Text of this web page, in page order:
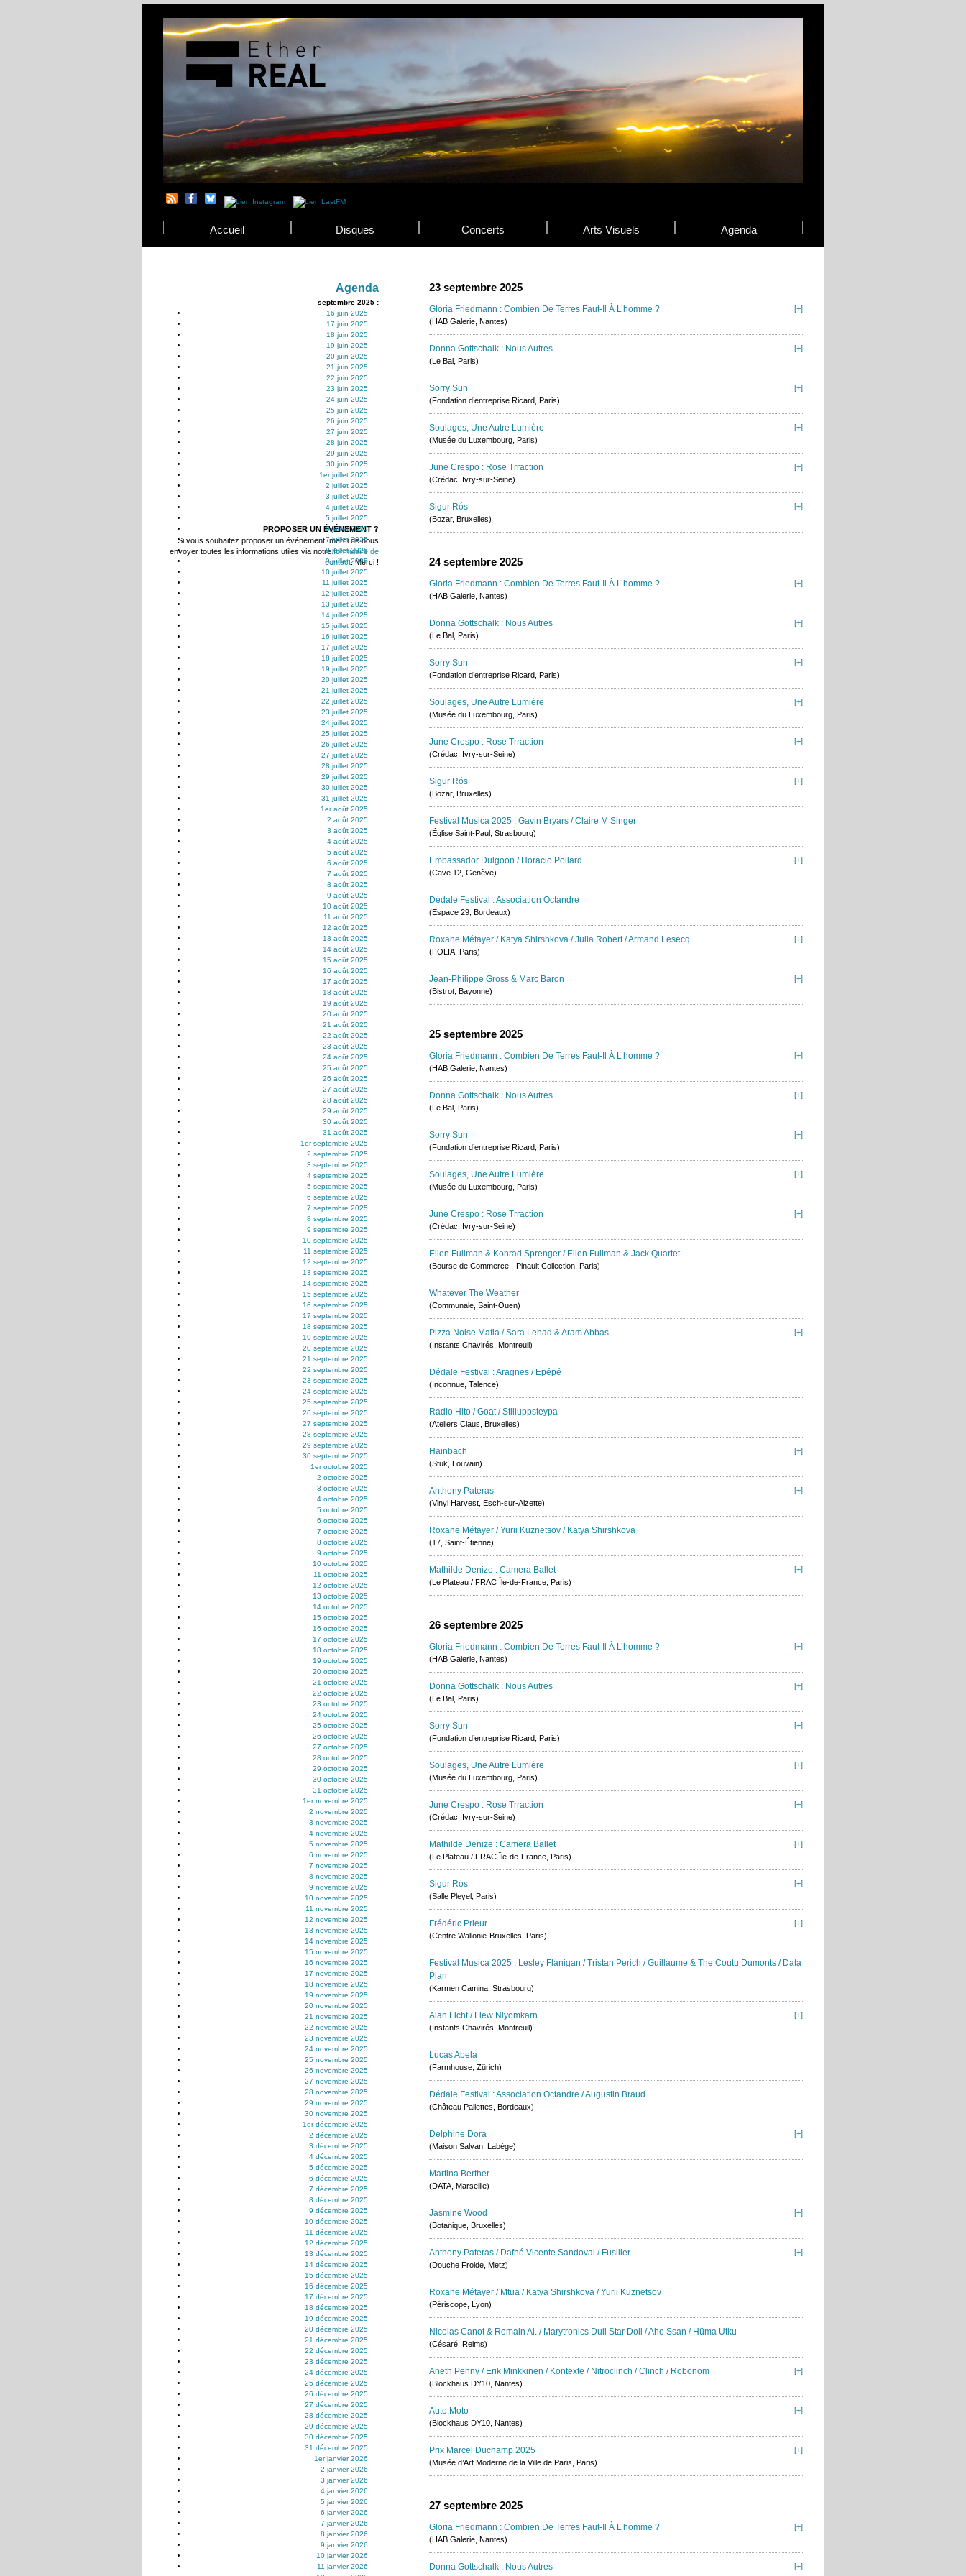
Accueil Disques Concerts Arts Visuels Agenda
Agenda
septembre 2025 :
16 juin 2025
17 juin 2025
18 juin 2025
19 juin 2025
20 juin 2025
21 juin 2025
22 juin 2025
23 juin 2025
24 juin 2025
25 juin 2025
26 juin 2025
27 juin 2025
28 juin 2025
29 juin 2025
30 juin 2025
1er juillet 2025
2 juillet 2025
3 juillet 2025
4 juillet 2025
5 juillet 2025
6 juillet 2025
7 juillet 2025
8 juillet 2025
9 juillet 2025
10 juillet 2025
11 juillet 2025
12 juillet 2025
13 juillet 2025
14 juillet 2025
15 juillet 2025
16 juillet 2025
17 juillet 2025
18 juillet 2025
19 juillet 2025
20 juillet 2025
21 juillet 2025
22 juillet 2025
23 juillet 2025
24 juillet 2025
25 juillet 2025
26 juillet 2025
27 juillet 2025
28 juillet 2025
29 juillet 2025
30 juillet 2025
31 juillet 2025
1er août 2025
2 août 2025
3 août 2025
4 août 2025
5 août 2025
6 août 2025
7 août 2025
8 août 2025
9 août 2025
10 août 2025
11 août 2025
12 août 2025
13 août 2025
14 août 2025
15 août 2025
16 août 2025
17 août 2025
18 août 2025
19 août 2025
20 août 2025
21 août 2025
22 août 2025
23 août 2025
24 août 2025
25 août 2025
26 août 2025
27 août 2025
28 août 2025
29 août 2025
30 août 2025
31 août 2025
1er septembre 2025
2 septembre 2025
3 septembre 2025
4 septembre 2025
5 septembre 2025
6 septembre 2025
7 septembre 2025
8 septembre 2025
9 septembre 2025
10 septembre 2025
11 septembre 2025
12 septembre 2025
13 septembre 2025
14 septembre 2025
15 septembre 2025
16 septembre 2025
17 septembre 2025
18 septembre 2025
19 septembre 2025
20 septembre 2025
21 septembre 2025
22 septembre 2025
23 septembre 2025
24 septembre 2025
25 septembre 2025
26 septembre 2025
27 septembre 2025
28 septembre 2025
29 septembre 2025
30 septembre 2025
1er octobre 2025
2 octobre 2025
3 octobre 2025
4 octobre 2025
5 octobre 2025
6 octobre 2025
7 octobre 2025
8 octobre 2025
9 octobre 2025
10 octobre 2025
11 octobre 2025
12 octobre 2025
13 octobre 2025
14 octobre 2025
15 octobre 2025
16 octobre 2025
17 octobre 2025
18 octobre 2025
19 octobre 2025
20 octobre 2025
21 octobre 2025
22 octobre 2025
23 octobre 2025
24 octobre 2025
25 octobre 2025
26 octobre 2025
27 octobre 2025
28 octobre 2025
29 octobre 2025
30 octobre 2025
31 octobre 2025
1er novembre 2025
2 novembre 2025
3 novembre 2025
4 novembre 2025
5 novembre 2025
6 novembre 2025
7 novembre 2025
8 novembre 2025
9 novembre 2025
10 novembre 2025
11 novembre 2025
12 novembre 2025
13 novembre 2025
14 novembre 2025
15 novembre 2025
16 novembre 2025
17 novembre 2025
18 novembre 2025
19 novembre 2025
20 novembre 2025
21 novembre 2025
22 novembre 2025
23 novembre 2025
24 novembre 2025
25 novembre 2025
26 novembre 2025
27 novembre 2025
28 novembre 2025
29 novembre 2025
30 novembre 2025
1er décembre 2025
2 décembre 2025
3 décembre 2025
4 décembre 2025
5 décembre 2025
6 décembre 2025
7 décembre 2025
8 décembre 2025
9 décembre 2025
10 décembre 2025
11 décembre 2025
12 décembre 2025
13 décembre 2025
14 décembre 2025
15 décembre 2025
16 décembre 2025
17 décembre 2025
18 décembre 2025
19 décembre 2025
20 décembre 2025
21 décembre 2025
22 décembre 2025
23 décembre 2025
24 décembre 2025
25 décembre 2025
26 décembre 2025
27 décembre 2025
28 décembre 2025
29 décembre 2025
30 décembre 2025
31 décembre 2025
1er janvier 2026
2 janvier 2026
3 janvier 2026
4 janvier 2026
5 janvier 2026
6 janvier 2026
7 janvier 2026
8 janvier 2026
9 janvier 2026
10 janvier 2026
11 janvier 2026
PROPOSER UN ÉVÉNEMENT ?
Si vous souhaitez proposer un événement, merci de nous
envoyer toutes les informations utiles via notreformulaire de
contact. Merci !
23 septembre 2025
Gloria Friedmann : Combien De Terres Faut-Il À L’homme ?
[+]
(HAB Galerie, Nantes)
Donna Gottschalk : Nous Autres
[+]
(Le Bal, Paris)
Sorry Sun
[+]
(Fondation d’entreprise Ricard, Paris)
Soulages, Une Autre Lumière
[+]
(Musée du Luxembourg, Paris)
June Crespo : Rose Trraction
[+]
(Crédac, Ivry-sur-Seine)
Sigur Rós
[+]
(Bozar, Bruxelles)
24 septembre 2025
Gloria Friedmann : Combien De Terres Faut-Il À L’homme ?
[+]
(HAB Galerie, Nantes)
Donna Gottschalk : Nous Autres
[+]
(Le Bal, Paris)
Sorry Sun
[+]
(Fondation d’entreprise Ricard, Paris)
Soulages, Une Autre Lumière
[+]
(Musée du Luxembourg, Paris)
June Crespo : Rose Trraction
[+]
(Crédac, Ivry-sur-Seine)
Sigur Rós
[+]
(Bozar, Bruxelles)
Festival Musica 2025 : Gavin Bryars / Claire M Singer
(Église Saint-Paul, Strasbourg)
Embassador Dulgoon / Horacio Pollard
[+]
(Cave 12, Genève)
Dédale Festival : Association Octandre
(Espace 29, Bordeaux)
Roxane Métayer / Katya Shirshkova / Julia Robert / Armand Lesecq
[+]
(FOLIA, Paris)
Jean-Philippe Gross & Marc Baron
[+]
(Bistrot, Bayonne)
25 septembre 2025
Gloria Friedmann : Combien De Terres Faut-Il À L’homme ?
[+]
(HAB Galerie, Nantes)
Donna Gottschalk : Nous Autres
[+]
(Le Bal, Paris)
Sorry Sun
[+]
(Fondation d’entreprise Ricard, Paris)
Soulages, Une Autre Lumière
[+]
(Musée du Luxembourg, Paris)
June Crespo : Rose Trraction
[+]
(Crédac, Ivry-sur-Seine)
Ellen Fullman & Konrad Sprenger / Ellen Fullman & Jack Quartet
(Bourse de Commerce - Pinault Collection, Paris)
Whatever The Weather
(Communale, Saint-Ouen)
Pizza Noise Mafia / Sara Lehad & Aram Abbas
[+]
(Instants Chavirés, Montreuil)
Dédale Festival : Aragnes / Epépé
(Inconnue, Talence)
Radio Hito / Goat / Stilluppsteypa
(Ateliers Claus, Bruxelles)
Hainbach
[+]
(Stuk, Louvain)
Anthony Pateras
[+]
(Vinyl Harvest, Esch-sur-Alzette)
Roxane Métayer / Yurii Kuznetsov / Katya Shirshkova
(17, Saint-Étienne)
Mathilde Denize : Camera Ballet
[+]
(Le Plateau / FRAC Île-de-France, Paris)
26 septembre 2025
Gloria Friedmann : Combien De Terres Faut-Il À L’homme ?
[+]
(HAB Galerie, Nantes)
Donna Gottschalk : Nous Autres
[+]
(Le Bal, Paris)
Sorry Sun
[+]
(Fondation d’entreprise Ricard, Paris)
Soulages, Une Autre Lumière
[+]
(Musée du Luxembourg, Paris)
June Crespo : Rose Trraction
[+]
(Crédac, Ivry-sur-Seine)
Mathilde Denize : Camera Ballet
[+]
(Le Plateau / FRAC Île-de-France, Paris)
Sigur Rós
[+]
(Salle Pleyel, Paris)
Frédéric Prieur
[+]
(Centre Wallonie-Bruxelles, Paris)
Festival Musica 2025 : Lesley Flanigan / Tristan Perich / Guillaume & The Coutu Dumonts / Data
Plan
(Karmen Camina, Strasbourg)
Alan Licht / Liew Niyomkarn
[+]
(Instants Chavirés, Montreuil)
Lucas Abela
(Farmhouse, Zürich)
Dédale Festival : Association Octandre / Augustin Braud
(Château Pallettes, Bordeaux)
Delphine Dora
[+]
(Maison Salvan, Labège)
Martina Berther
(DATA, Marseille)
Jasmine Wood
[+]
(Botanique, Bruxelles)
Anthony Pateras / Dafné Vicente Sandoval / Fusiller
[+]
(Douche Froide, Metz)
Roxane Métayer / Mtua / Katya Shirshkova / Yurii Kuznetsov
(Périscope, Lyon)
Nicolas Canot & Romain Al. / Marytronics Dull Star Doll / Aho Ssan / Hüma Utku
(Césaré, Reims)
Aneth Penny / Erik Minkkinen / Kontexte / Nitroclinch / Clinch / Robonom
[+]
(Blockhaus DY10, Nantes)
Auto.moto
[+]
(Blockhaus DY10, Nantes)
Prix Marcel Duchamp 2025
[+]
(Musée d’Art Moderne de la Ville de Paris, Paris)
27 septembre 2025
Gloria Friedmann : Combien De Terres Faut-Il À L’homme ?
[+]
(HAB Galerie, Nantes)
Donna Gottschalk : Nous Autres
[+]